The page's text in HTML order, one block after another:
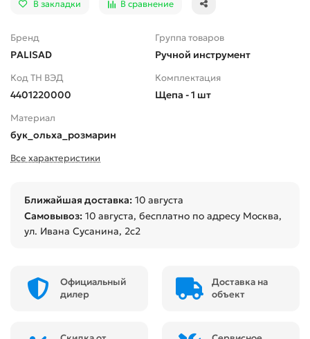
В закладки В сравнение
Бренд
PALISAD
Группа товаров
Ручной инструмент
Код ТН ВЭД
4401220000
Комплектация
Щепа - 1 шт
Материал
бук_ольха_розмарин
Все характеристики
Ближайшая доставка: 10 августа
Самовывоз: 10 августа, бесплатно по адресу Москва,
ул. Ивана Сусанина, 2с2
Официальный
дилер
Доставка на
объект